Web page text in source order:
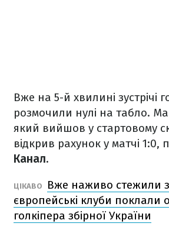
Вже на 5-й хвилині зустрічі
розмочили нулі на табло.
який вийшов у стартовому
відкрив рахунок у матчі 1:0,
Канал.
ЦІКАВО
Вже наживо стежили
європейські клуби поклали
голкіпера збірної України